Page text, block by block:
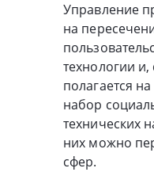
Управление
на
технологии и,
полагается
набор
технических
них можно
сфер.